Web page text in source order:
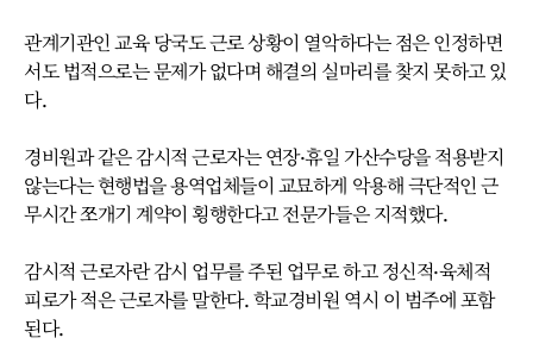
관계기관인 교육 당국도 근로 상황이 열악하다는 점은 인정하면
서도 법적으로는 문제가 없다며 해결의 실마리를 찾지 못하고 있
다.
경비원과 같은 감시적 근로자는 연장·휴일 가산수당을 적용받지
않는다는 현행법을 용역업체들이 교묘하게 악용해 극단적인 근
무시간 쪼개기 계약이 횡행한다고 전문가들은 지적했다.
감시적 근로자란 감시 업무를 주된 업무로 하고 정신적·육체적
피로가 적은 근로자를 말한다. 학교경비원 역시 이 범주에 포함
된다.